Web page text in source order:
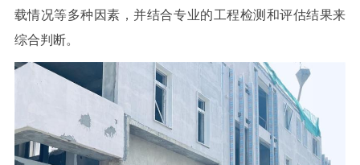
载情况等多种因素，并结合专业的工程检测和评估结果来
综合判断。